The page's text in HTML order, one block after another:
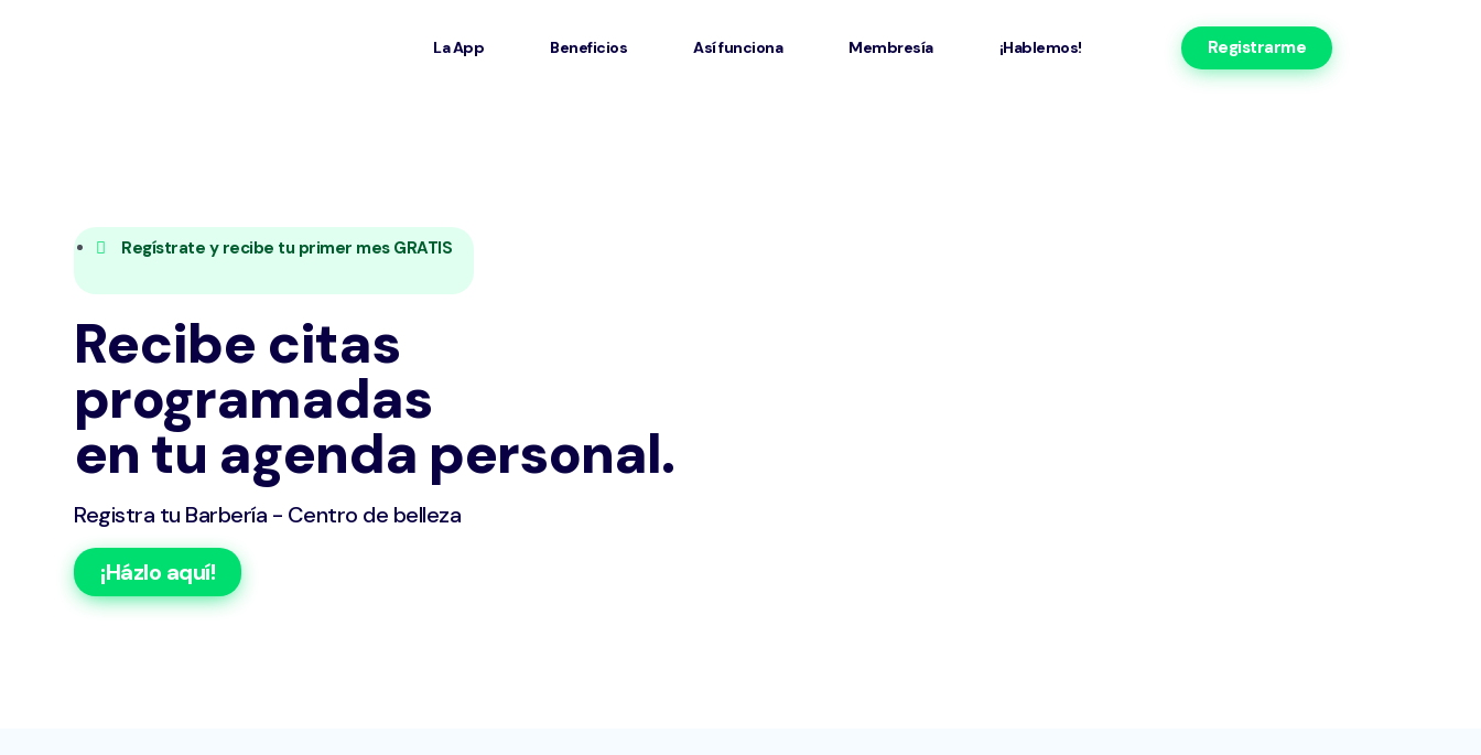
La App Beneficios Así funciona Membresía ¡Hablemos! Registrarme
Regístrate y recibe tu primer mes GRATIS
Recibe citas
programadas
en tu agenda personal.
Registra tu Barbería - Centro de belleza
¡Házlo aquí!